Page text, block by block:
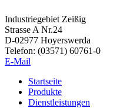
Industriegebiet Zeißig
Strasse A Nr.24
D-02977 Hoyerswerda
Telefon: (03571) 60761-0
E-Mail
Startseite
Produkte
Dienstleistungen